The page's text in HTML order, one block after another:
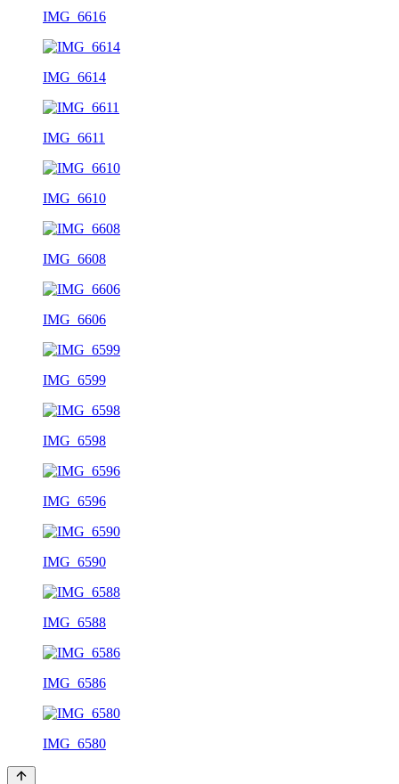
IMG_6616
IMG_6614
IMG_6611
IMG_6610
IMG_6608
IMG_6606
IMG_6599
IMG_6598
IMG_6596
IMG_6590
IMG_6588
IMG_6586
IMG_6580